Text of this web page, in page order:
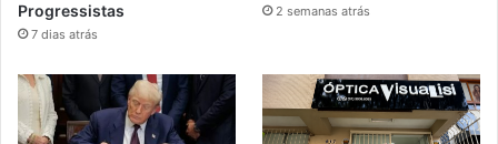
Progressistas
7 dias atrás
2 semanas atrás